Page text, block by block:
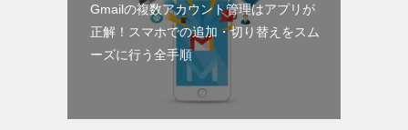
Gmailの複数アカウント管理はアプリが
正解！スマホでの追加・切り替えをスム
ーズに行う全手順